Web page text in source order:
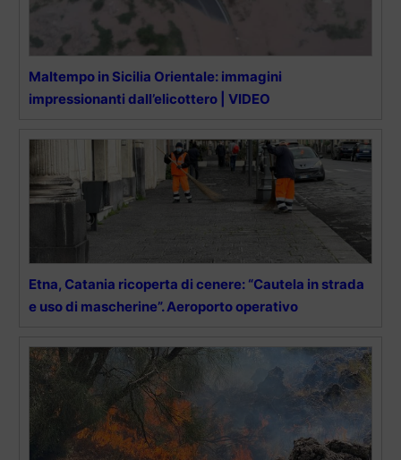
Maltempo in Sicilia Orientale: immagini
impressionanti dall’elicottero | VIDEO
Etna, Catania ricoperta di cenere: “Cautela in strada
e uso di mascherine”. Aeroporto operativo